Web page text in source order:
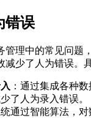
错误
管理中的常见问题
减少了人为错误。
：通过集成各种
了人为录入错误。
通过智能算法，